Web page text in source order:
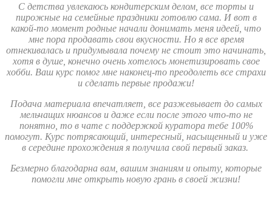
С детства увлекаюсь кондитерским делом, все торты и
пирожные на семейные праздники готовлю сама. И вот в
какой-то момент родные начали донимать меня идеей, что
мне пора продавать свои вкусности. Но я все время
отнекивалась и придумывала почему не стоит это начинать,
хотя в душе, конечно очень хотелось монетизировать свое
хобби. Ваш курс помог мне наконец-то преодолеть все страхи
и сделать первые продажи!
Подача материала впечатляет, все разжевывает до самых
мельчащих нюансов и даже если после этого что-то не
понятно, то в чате с поддержкой куратора тебе 100%
помогут. Курс потрясающий, интересный, насыщенный и уже
в середине прохождения я получила свой первый заказ.
Безмерно благодарна вам, вашим знаниям и опыту, которые
помогли мне открыть новую грань в своей жизни!